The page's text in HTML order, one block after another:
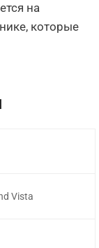
на
которые
Vista